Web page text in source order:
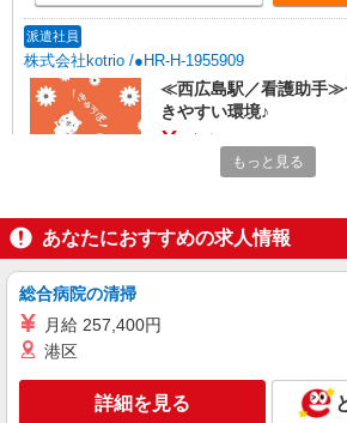
派遣社員
株式会社kotrio /●HR-H-1955909
≪西広島駅／看護助手≫
きやすい環境♪
通費全支給(ガソリン代含む
キープ
派遣社員
株式会社kotrio /●HR-H-1849705
新井口駅＊看護助手(資
時給1450円〜1937円
もっと見る
あなたにおすすめの求人情報
総合病院の清掃
月給 257,400円
港区
詳細を見る